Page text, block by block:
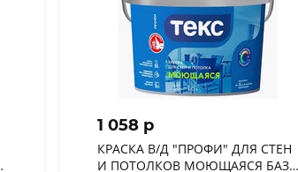
1 058 p
КРАСКА В/Д "ПРОФИ" ДЛЯ СТЕН
И ПОТОЛКОВ МОЮЩАЯСЯ БАЗА